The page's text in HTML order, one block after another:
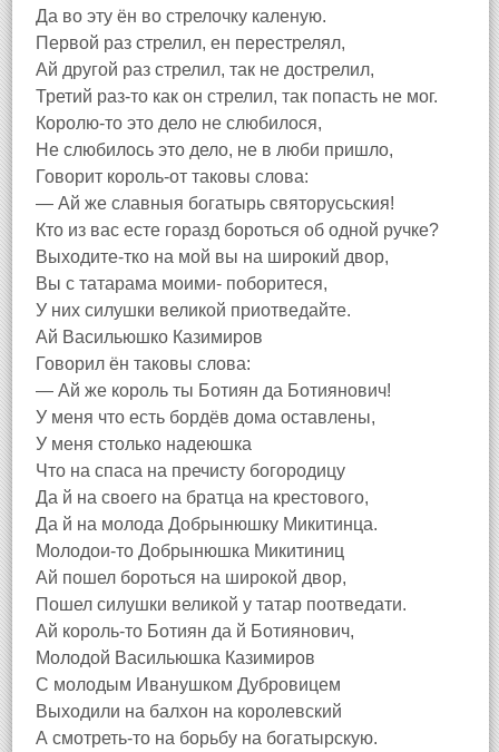
Да во эту ён во стрелочку каленую.
Первой раз стрелил, ен перестрелял,
Ай другой раз стрелил, так не дострелил,
Третий раз-то как он стрелил, так попасть не мог.
Королю-то это дело не слюбилося,
Не слюбилось это дело, не в люби пришло,
Говорит король-от таковы слова:
— Ай же славныя богатырь святорусьския!
Кто из вас есте горазд бороться об одной ручке?
Выходите-тко на мой вы на широкий двор,
Вы с татарама моими- поборитеся,
У них силушки великой приотведайте.
Ай Васильюшко Казимиров
Говорил ён таковы слова:
— Ай же король ты Ботиян да Ботиянович!
У меня что есть бордёв дома оставлены,
У меня столько надеюшка
Что на спаса на пречисту богородицу
Да й на своего на братца на крестового,
Да й на молода Добрынюшку Микитинца.
Молодои-то Добрынюшка Микитиниц
Ай пошел бороться на широкой двор,
Пошел силушки великой у татар поотведати.
Ай король-то Ботиян да й Ботиянович,
Молодой Васильюшка Казимиров
С молодым Иванушком Дубровицем
Выходили на балхон на королевский
А смотреть-то на борьбу на богатырскую.